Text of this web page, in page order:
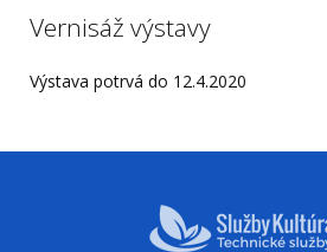
Vernisáž výstavy
Výstava potrvá do 12.4.2020